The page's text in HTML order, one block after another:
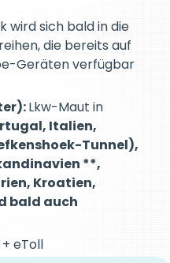
wird sich bald in die
die bereits auf
Geräten verfügbar
Lkw-Maut in
Italien,
Tunnel),
**,
Kroatien,
bald auch
eToll